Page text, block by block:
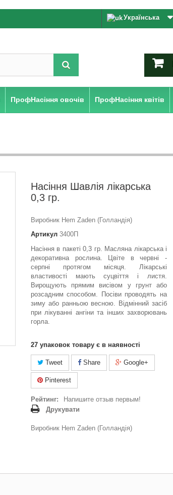
Українська
ПрофНасіння овочів ПрофНасіння квітів
Насіння Шавлія лікарська
0,3 гр.
Виробник Hem Zaden (Голландія)
Артикул 3400П
Насіння в пакеті 0,3 гр. Масляна лікарська і
декоративна рослина. Цвіте в червні -
серпні протягом місяця. Лікарські
властивості мають суцвіття і листя.
Вирощують прямим висівом у грунт або
розсадним способом. Посіви проводять на
зиму або ранньою весною. Відмінний засіб
при лікуванні ангіни та інших захворювань
горла.
27 упаковок товару є в наявності
Tweet Share Google+
Pinterest
Рейтинг:
Напишите отзыв первым!
Друкувати
Виробник Hem Zaden (Голландія)